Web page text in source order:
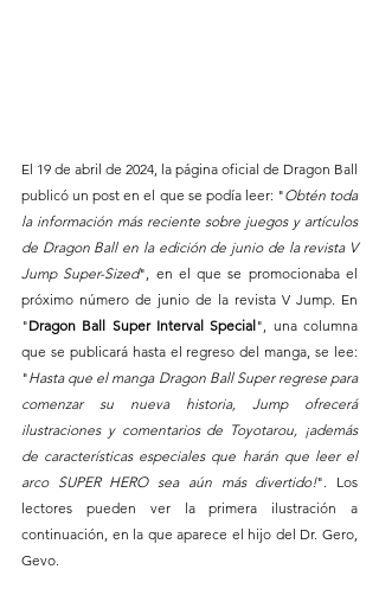
El 19 de abril de 2024, la página oficial de Dragon Ball
publicó un post en el que se podía leer: "Obtén toda
la información más reciente sobre juegos y artículos
de Dragon Ball en la edición de junio de la revista V
Jump Super-Sized", en el que se promocionaba el
próximo número de junio de la revista V Jump. En
"Dragon Ball Super Interval Special", una columna
que se publicará hasta el regreso del manga, se lee:
"Hasta que el manga Dragon Ball Super regrese para
comenzar su nueva historia, Jump ofrecerá
ilustraciones y comentarios de Toyotarou, ¡además
de características especiales que harán que leer el
arco SUPER HERO sea aún más divertido!". Los
lectores pueden ver la primera ilustración a
continuación, en la que aparece el hijo del Dr. Gero,
Gevo.